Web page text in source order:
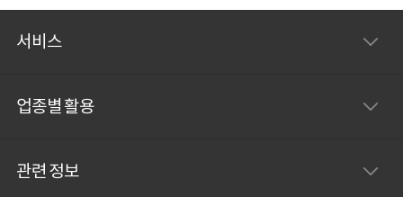
서비스
업종별 활용
관련 정보